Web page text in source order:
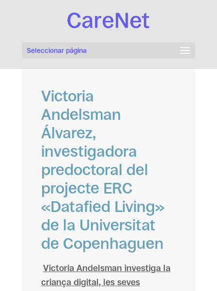
Seleccionar página
Victoria
Andelsman
Álvarez,
investigadora
predoctoral del
projecte ERC
«Datafied Living»
de la Universitat
de Copenhaguen
Victoria Andelsman investiga la
criança digital, les seves